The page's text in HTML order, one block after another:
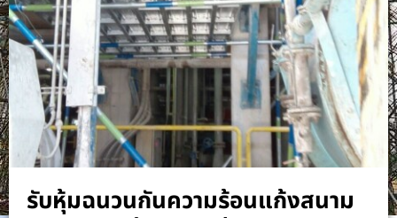
รับหุ้มฉนวนกันความร้อนแก้งสนาม